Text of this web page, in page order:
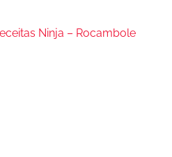
Ninja – Rocambole